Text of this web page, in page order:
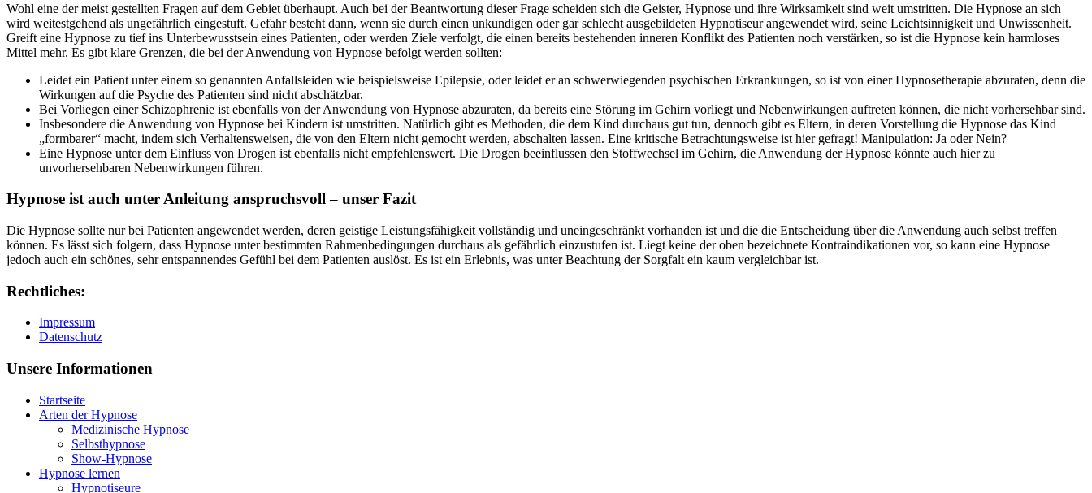
Wohl eine der meist gestellten Fragen auf dem Gebiet überhaupt. Auch bei der Beantwortung dieser Frage scheiden sich die Geister, Hypnose und ihre Wirksamkeit sind weit umstritten. Die Hypnose an sich
wird weitestgehend als ungefährlich eingestuft. Gefahr besteht dann, wenn sie durch einen unkundigen oder gar schlecht ausgebildeten Hypnotiseur angewendet wird, seine Leichtsinnigkeit und Unwissenheit.
Greift eine Hypnose zu tief ins Unterbewusstsein eines Patienten, oder werden Ziele verfolgt, die einen bereits bestehenden inneren Konflikt des Patienten noch verstärken, so ist die Hypnose kein harmloses
Mittel mehr. Es gibt klare Grenzen, die bei der Anwendung von Hypnose befolgt werden sollten:
Leidet ein Patient unter einem so genannten Anfallsleiden wie beispielsweise Epilepsie, oder leidet er an schwerwiegenden psychischen Erkrankungen, so ist von einer Hypnosetherapie abzuraten, denn die
Wirkungen auf die Psyche des Patienten sind nicht abschätzbar.
Bei Vorliegen einer Schizophrenie ist ebenfalls von der Anwendung von Hypnose abzuraten, da bereits eine Störung im Gehirn vorliegt und Nebenwirkungen auftreten können, die nicht vorhersehbar sind.
Insbesondere die Anwendung von Hypnose bei Kindern ist umstritten. Natürlich gibt es Methoden, die dem Kind durchaus gut tun, dennoch gibt es Eltern, in deren Vorstellung die Hypnose das Kind
„formbarer“ macht, indem sich Verhaltensweisen, die von den Eltern nicht gemocht werden, abschalten lassen. Eine kritische Betrachtungsweise ist hier gefragt! Manipulation: Ja oder Nein?
Eine Hypnose unter dem Einfluss von Drogen ist ebenfalls nicht empfehlenswert. Die Drogen beeinflussen den Stoffwechsel im Gehirn, die Anwendung der Hypnose könnte auch hier zu
unvorhersehbaren Nebenwirkungen führen.
Hypnose ist auch unter Anleitung anspruchsvoll – unser Fazit
Die Hypnose sollte nur bei Patienten angewendet werden, deren geistige Leistungsfähigkeit vollständig und uneingeschränkt vorhanden ist und die die Entscheidung über die Anwendung auch selbst treffen
können. Es lässt sich folgern, dass Hypnose unter bestimmten Rahmenbedingungen durchaus als gefährlich einzustufen ist. Liegt keine der oben bezeichnete Kontraindikationen vor, so kann eine Hypnose
jedoch auch ein schönes, sehr entspannendes Gefühl bei dem Patienten auslöst. Es ist ein Erlebnis, was unter Beachtung der Sorgfalt ein kaum vergleichbar ist.
Rechtliches:
Impressum
Datenschutz
Unsere Informationen
Startseite
Arten der Hypnose
Medizinische Hypnose
Selbsthypnose
Show-Hypnose
Hypnose lernen
Hypnotiseure